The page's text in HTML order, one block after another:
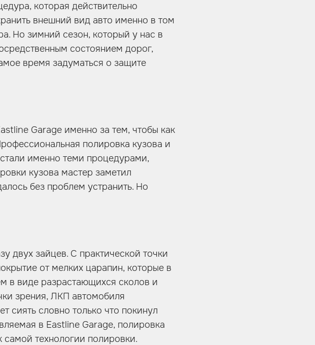
которая действительно
внешний вид авто именно в том
Но зимний сезон, который у нас в
состоянием дорог,
время задуматься о защите
Garage именно за тем, чтобы как
полировка кузова и
именно теми процедурами,
кузова мастер заметил
без проблем устранить. Но
двух зайцев. С практической точки
от мелких царапин, которые в
в виде разрастающихся сколов и
зрения, ЛКП автомобиля
сиять словно только что покинул
в Eastline Garage, полировка
технологии полировки.